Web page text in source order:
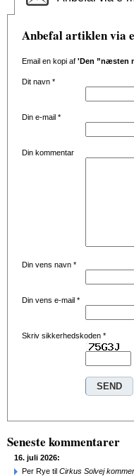
Anbefal artiklen via
Email en kopi af 'Den ”næsten
Dit navn *
Din e-mail *
Din kommentar
Din vens navn *
Din vens e-mail *
Skriv sikkerhedskoden *
Seneste kommentarer
16. juli 2026:
Per Rye til Cirkus Solvej